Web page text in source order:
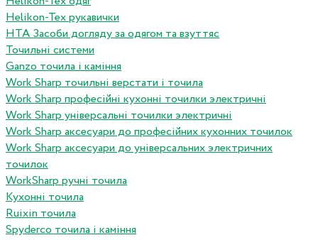
Helikon-Tex рукавички
HTA Засоби догляду за одягом та взуттяс
Точильні системи
Ganzo точила і каміння
Work Sharp точильні верстати і точила
Work Sharp професiйнi кухоннi точилки электричнi
Work Sharp унiверсальнi точилки электричнi
Work Sharp аксесуари до професiйних кухонних точилок
Work Sharp аксесуари до унiверсальних электричних
точилок
WorkSharp ручні точила
Кухонні точила
Ruixin точила
Spyderco точила і каміння